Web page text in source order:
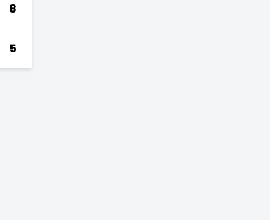
8
5